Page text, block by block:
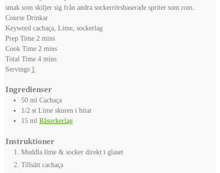
smak som skiljer sig från andra sockerrörsbaserade spriter som rom.
Course Drinkar
Keyword cachaça, Lime, sockerlag
Prep Time 2 minutes
mins
Cook Time 2 minutes
mins
Total Time 4minutes
mins
Servings 1
Ingredienser
50 ml Cachaça
1/2 st Lime skuren i bitar
15 ml Råsockerlag
Instruktioner
Muddla lime & socker direkt i glaset
Tillsätt cachaça